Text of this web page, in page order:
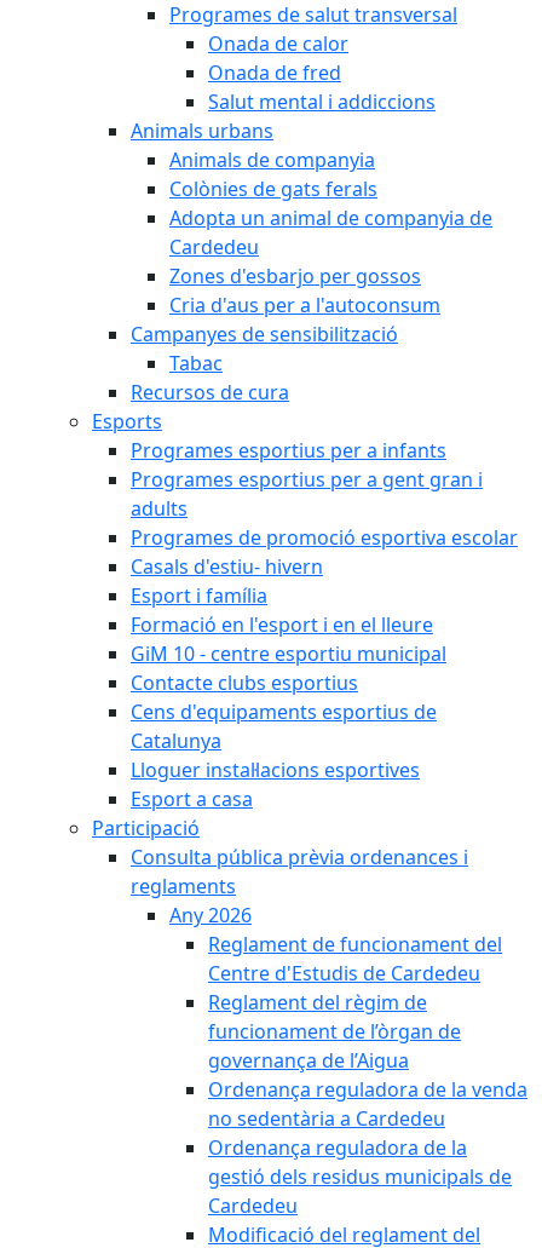
Programes de salut transversal
Onada de calor
Onada de fred
Salut mental i addiccions
Animals urbans
Animals de companyia
Colònies de gats ferals
Adopta un animal de companyia de
Cardedeu
Zones d'esbarjo per gossos
Cria d'aus per a l'autoconsum
Campanyes de sensibilització
Tabac
Recursos de cura
Esports
Programes esportius per a infants
Programes esportius per a gent gran i
adults
Programes de promoció esportiva escolar
Casals d'estiu- hivern
Esport i família
Formació en l'esport i en el lleure
GiM 10 - centre esportiu municipal
Contacte clubs esportius
Cens d'equipaments esportius de
Catalunya
Lloguer instal·lacions esportives
Esport a casa
Participació
Consulta pública prèvia ordenances i
reglaments
Any 2026
Reglament de funcionament del
Centre d'Estudis de Cardedeu
Reglament del règim de
funcionament de l’òrgan de
governança de l’Aigua
Ordenança reguladora de la venda
no sedentària a Cardedeu
Ordenança reguladora de la
gestió dels residus municipals de
Cardedeu
Modificació del reglament del